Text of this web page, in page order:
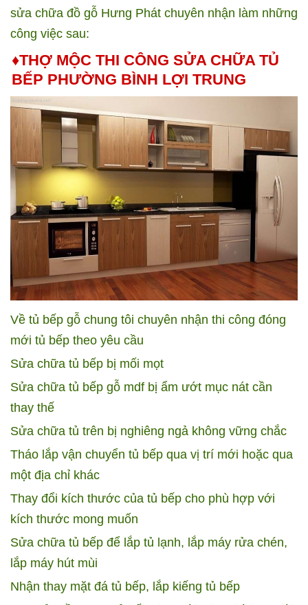
sửa chữa đồ gỗ Hưng Phát chuyên nhận làm những
công việc sau:
♦THỢ MỘC THI CÔNG SỬA CHỮA TỦ
BẾP PHƯỜNG BÌNH LỢI TRUNG
Về tủ bếp gỗ chung tôi chuyên nhận thi công đóng
mới tủ bếp theo yêu cầu
Sửa chữa tủ bếp bị mối mọt
Sửa chữa tủ bếp gỗ mdf bị ẩm ướt mục nát cần
thay thế
Sửa chữa tủ trên bị nghiêng ngả không vững chắc
Tháo lắp vận chuyển tủ bếp qua vị trí mới hoặc qua
một địa chỉ khác
Thay đổi kích thước của tủ bếp cho phù hợp với
kích thước mong muốn
Sửa chữa tủ bếp để lắp tủ lạnh, lắp máy rửa chén,
lắp máy hút mùi
Nhận thay mặt đá tủ bếp, lắp kiếng tủ bếp